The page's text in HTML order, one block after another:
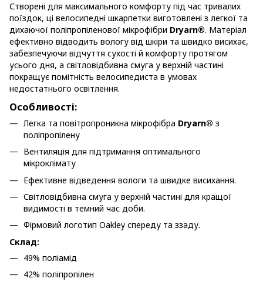
Створені для максимального комфорту під час тривалих
поїздок, ці велосипедні шкарпетки виготовлені з легкої та
дихаючої поліпропіленової мікрофібри Dryarn®. Матеріал
ефективно відводить вологу від шкіри та швидко висихає,
забезпечуючи відчуття сухості й комфорту протягом
усього дня, а світловідбивна смуга у верхній частині
покращує помітність велосипедиста в умовах
недостатнього освітлення.
Особливості:
Легка та повітропроникна мікрофібра Dryarn® з
поліпропілену
Вентиляція для підтримання оптимального
мікроклімату
Ефективне відведення вологи та швидке висихання.
Світловідбивна смуга у верхній частині для кращої
видимості в темний час доби.
Фірмовий логотип Oakley спереду та ззаду.
Склад:
49% поліамід
42% поліпропілен